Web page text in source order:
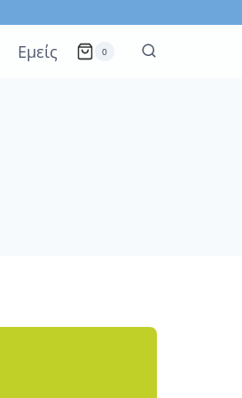
Εμείς 0